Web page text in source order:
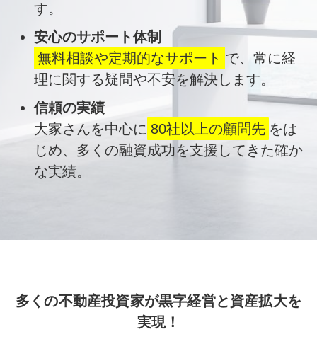
す。
安心のサポート体制
無料相談や定期的なサポート で、常に経
理に関する疑問や不安を解決します。
信頼の実績
大家さんを中心に 80社以上の顧問先 をは
じめ、多くの融資成功を支援してきた確か
な実績。
多くの不動産投資家が黒字経営と資産拡大を
実現！